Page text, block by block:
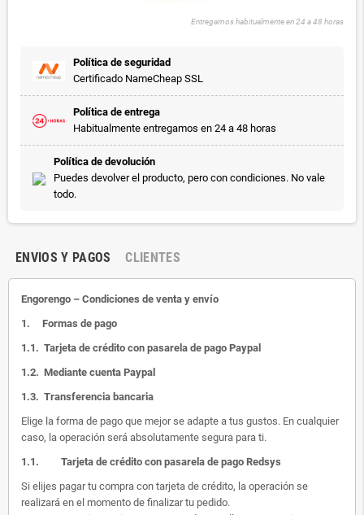
Entregamos habitualmente en 24 a 48 horas
Política de seguridad
Certificado NameCheap SSL
Política de entrega
Habitualmente entregamos en 24 a 48 horas
Política de devolución
Puedes devolver el producto, pero con condiciones. No vale
todo.
ENVIOS Y PAGOS CLIENTES
Engorengo – Condiciones de venta y envío
1. Formas de pago
1.1. Tarjeta de crédito con pasarela de pago Paypal
1.2. Mediante cuenta Paypal
1.3. Transferencia bancaria
Elige la forma de pago que mejor se adapte a tus gustos. En cualquier
caso, la operación será absolutamente segura para ti.
1.1. Tarjeta de crédito con pasarela de pago Redsys
Si elijes pagar tu compra con tarjeta de crédito, la operación se
realizará en el momento de finalizar tu pedido.